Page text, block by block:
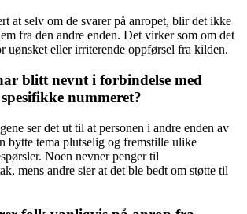
at selv om de svarer på anropet, blir det ikke
fra den andre enden. Det virker som om det
uønsket eller irriterende oppførsel fra kilden.
blitt nevnt i forbindelse med
nummeret?
ser det ut til at personen i andre enden av
bytte tema plutselig og fremstille ulike
Noen nevner penger til
mens andre sier at det ble bedt om støtte til